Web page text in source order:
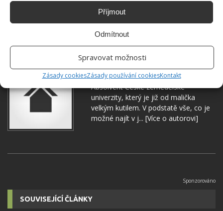
Příjmout
Odmítnout
Spravovat možnosti
Zásady cookiesZásady používání cookiesKontakt
HNOJIVO POKOJOVÉ ROSTLINY
Jiří Kolář
Absolvent České zemědělské
univerzity, který je již od malička
velkým kutilem. V podstatě vše, co je
možné najít v j... [Více o autorovi]
SOUVISEJÍCÍ ČLÁNKY